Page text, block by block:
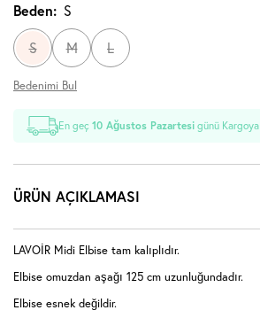
Beden: S
S M L
Bedenimi Bul
En geç10 Ağustos Pazartesi günü
ÜRÜN AÇIKLAMASI
LAVOİR Midi Elbise tam kalıplıdır.
Elbise omuzdan aşağı 125 cm uzunluğundadır.
Elbise esnek değildir.